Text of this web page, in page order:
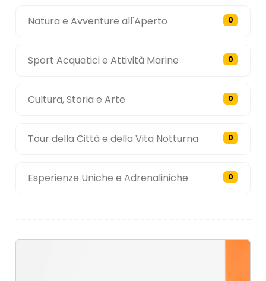
Natura e Avventure all'Aperto 0
Sport Acquatici e Attività Marine 0
Cultura, Storia e Arte 0
Tour della Città e della Vita Notturna 0
Esperienze Uniche e Adrenaliniche 0